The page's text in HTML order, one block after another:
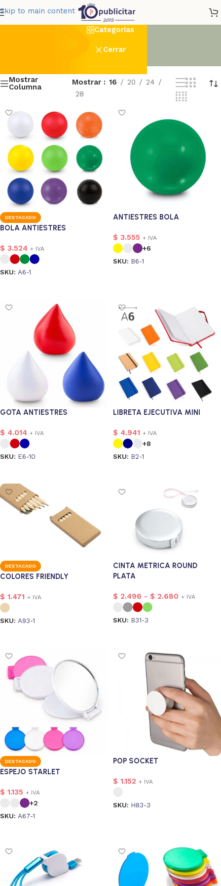
Skip to main content
Categorías
Cerrar
Mostrar
Columna
Mostrar 16 20
24
28
DESTACADO
BOLA ANTIESTRES
$ 3.524 + IVA
SKU: A6-1
ANTIESTRES BOLA
$ 3.555 + IVA
+6
SKU: B6-1
GOTA ANTIESTRES
$ 4.014 + IVA
SKU: E6-10
LIBRETA EJECUTIVA MINI
$ 4.941 + IVA
+8
SKU: B2-1
DESTACADO
COLORES FRIENDLY
$ 1.471 + IVA
SKU: A93-1
CINTA METRICA ROUND
PLATA
$ 2.496 - $ 2.680 + IVA
SKU: B31-3
DESTACADO
ESPEJO STARLET
$ 1.135 + IVA
+2
SKU: A67-1
POP SOCKET
$ 1.152 + IVA
SKU: H83-3